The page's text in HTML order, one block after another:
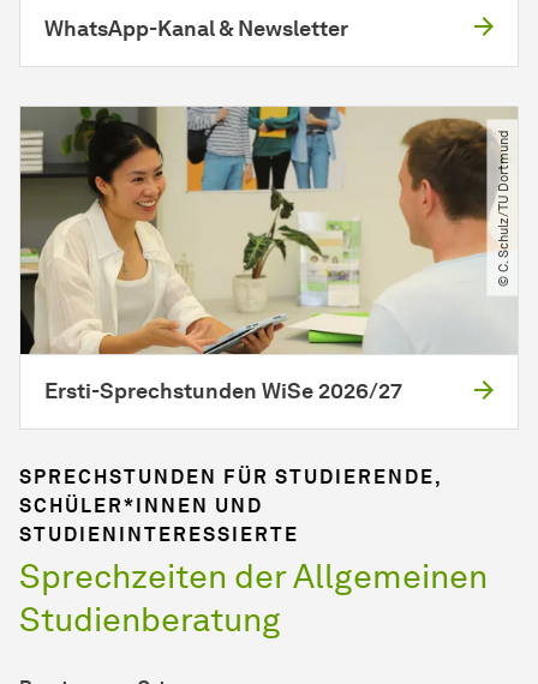
WhatsApp-Kanal & Newsletter
© C. Schulz​/​TU Dortmund
Ersti-Sprechstunden WiSe 2026/27
SPRECHSTUNDEN FÜR STUDIERENDE,
SCHÜLER*INNEN UND
STUDIENINTERESSIERTE
Sprechzeiten der Allgemeinen
Studienberatung